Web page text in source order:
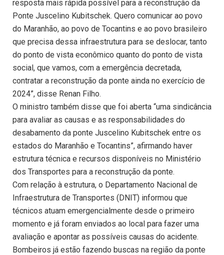
resposta mais rápida possível para a reconstrução da
Ponte Juscelino Kubitschek. Quero comunicar ao povo
do Maranhão, ao povo de Tocantins e ao povo brasileiro
que precisa dessa infraestrutura para se deslocar, tanto
do ponto de vista econômico quanto do ponto de vista
social, que vamos, com a emergência decretada,
contratar a reconstrução da ponte ainda no exercício de
2024”, disse Renan Filho.
O ministro também disse que foi aberta “uma sindicância
para avaliar as causas e as responsabilidades do
desabamento da ponte Juscelino Kubitschek entre os
estados do Maranhão e Tocantins”, afirmando haver
estrutura técnica e recursos disponíveis no Ministério
dos Transportes para a reconstrução da ponte.
Com relação à estrutura, o Departamento Nacional de
Infraestrutura de Transportes (DNIT) informou que
técnicos atuam emergencialmente desde o primeiro
momento e já foram enviados ao local para fazer uma
avaliação e apontar as possíveis causas do acidente.
Bombeiros já estão fazendo buscas na região da ponte